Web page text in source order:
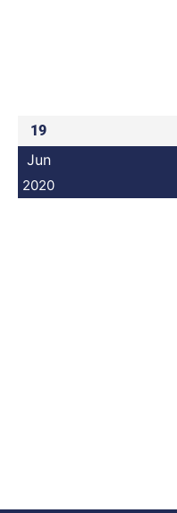
19
Jun
2020